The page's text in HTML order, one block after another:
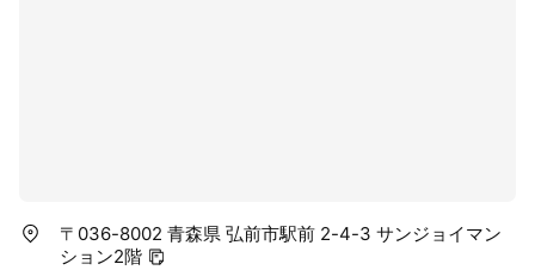
〒036-8002 青森県 弘前市駅前 2-4-3 サンジョイマン
ション2階